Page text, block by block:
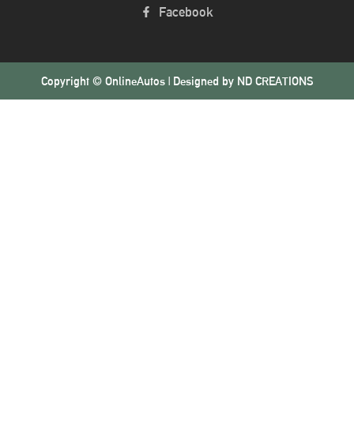
Facebook
Copyright © OnlineAutos | Designed by ND CREATIONS